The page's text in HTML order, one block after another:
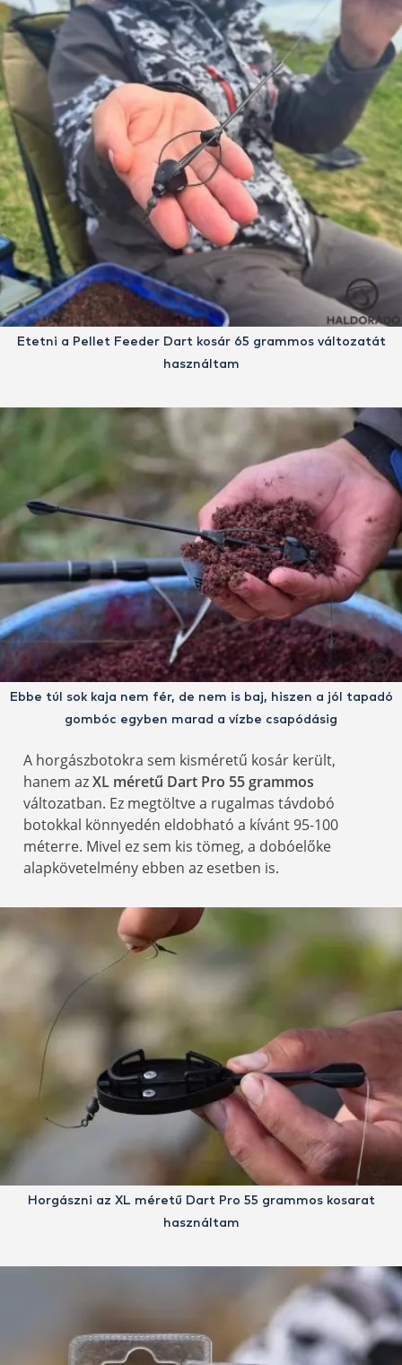
Etetni a Pellet Feeder Dart kosár 65 grammos változatát
használtam
Ebbe túl sok kaja nem fér, de nem is baj, hiszen a jól tapadó
gombóc egyben marad a vízbe csapódásig
A horgászbotokra sem kisméretű kosár került,
hanem azXL méretű Dart Pro 55 grammos
változatban. Ez megtöltve a rugalmas távdobó
botokkal könnyedén eldobható a kívánt 95-100
méterre. Mivel ez sem kis tömeg, a dobóelőke
alapkövetelmény ebben az esetben is.
Horgászni az XL méretű Dart Pro 55 grammos kosarat
használtam